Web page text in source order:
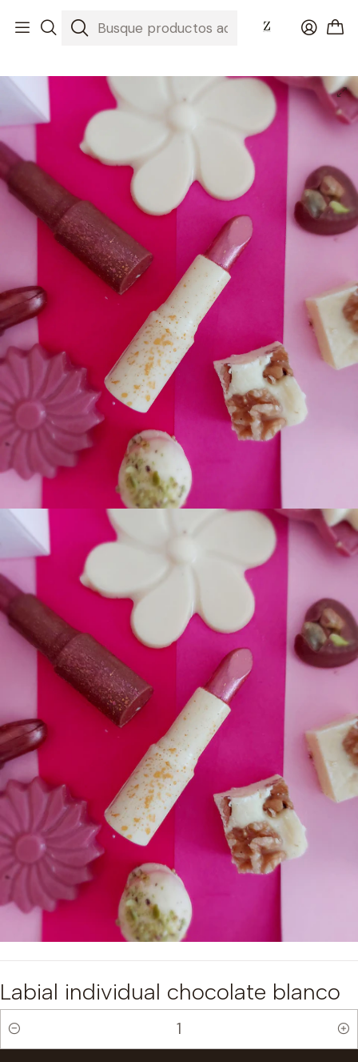
Labial individual chocolate blanco
Labial individual chocolate blanco
Cantidad